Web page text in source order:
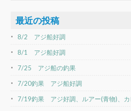
最近の投稿
8/2 アジ船好調
8/1 アジ船好調
7/25 アジ船の釣果
7/20釣果 アジ船好調
7/19釣果 アジ好調、ルアー(青物)、カ